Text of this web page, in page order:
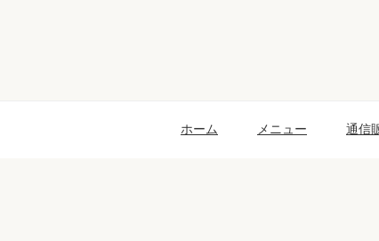
ホーム メニュー 通信